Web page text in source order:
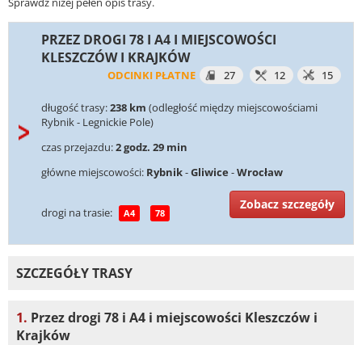
PRZEZ DROGI 78 I A4 I MIEJSCOWOŚCI
KLESZCZÓW I KRAJKÓW
ODCINKI PŁATNE 27 12 15
długość trasy:238 km (odległość między miejscowościami
Rybnik - Legnickie Pole)
czas przejazdu:2 godz. 29 min
główne miejscowości: Rybnik-Gliwice -Wrocław
drogi na trasie: A4 78
Zobacz szczegóły
SZCZEGÓŁY TRASY
1. Przez drogi 78 i A4 i miejscowości Kleszczów i
Krajków